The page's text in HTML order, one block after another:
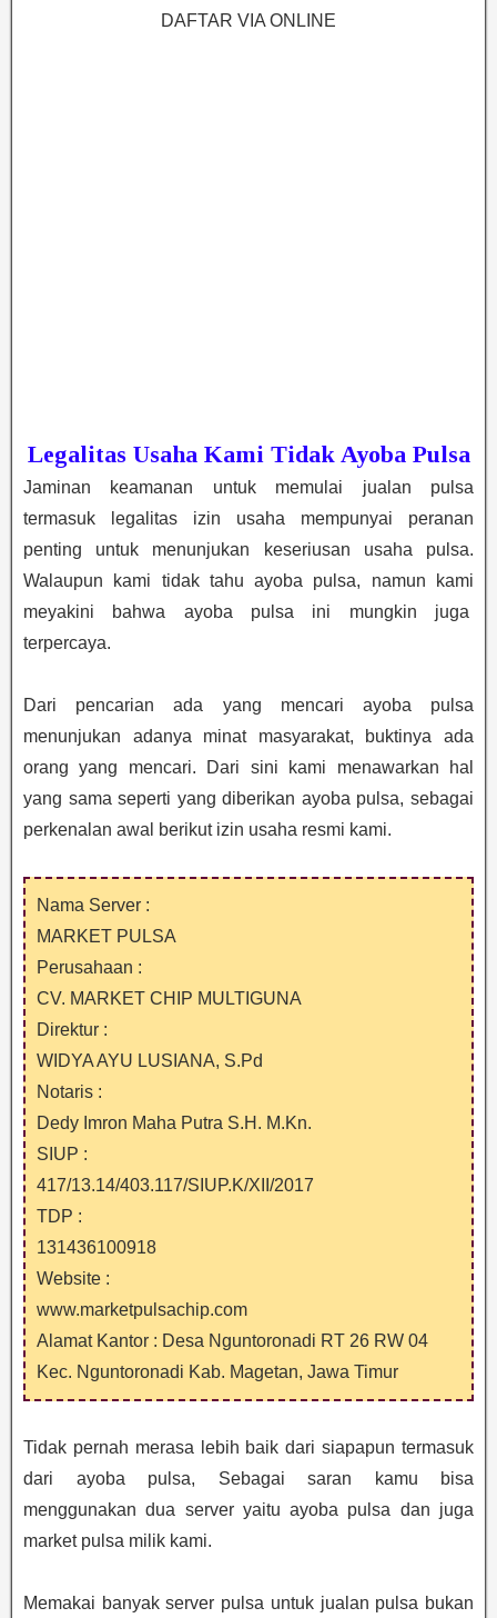
DAFTAR VIA ONLINE
Legalitas Usaha Kami Tidak Ayoba Pulsa
Jaminan keamanan untuk memulai jualan pulsa
termasuk legalitas izin usaha mempunyai peranan
penting untuk menunjukan keseriusan usaha pulsa.
Walaupun kami tidak tahu ayoba pulsa, namun kami
meyakini bahwa ayoba pulsa ini mungkin juga
terpercaya.
Dari pencarian ada yang mencari ayoba pulsa
menunjukan adanya minat masyarakat, buktinya ada
orang yang mencari. Dari sini kami menawarkan hal
yang sama seperti yang diberikan ayoba pulsa, sebagai
perkenalan awal berikut izin usaha resmi kami.
Nama Server :
MARKET PULSA
Perusahaan :
CV. MARKET CHIP MULTIGUNA
Direktur :
WIDYA AYU LUSIANA, S.Pd
Notaris :
Dedy Imron Maha Putra S.H. M.Kn.
SIUP :
417/13.14/403.117/SIUP.K/XII/2017
TDP :
131436100918
Website :
www.marketpulsachip.com
Alamat Kantor : Desa Nguntoronadi RT 26 RW 04
Kec. Nguntoronadi Kab. Magetan, Jawa Timur
Tidak pernah merasa lebih baik dari siapapun termasuk
dari ayoba pulsa, Sebagai saran kamu bisa
menggunakan dua server yaitu ayoba pulsa dan juga
market pulsa milik kami.
Memakai banyak server pulsa untuk jualan pulsa bukan